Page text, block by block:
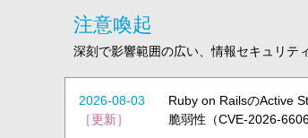
注意喚起
深刻で影響範囲の広い、情報セキュリテ
2026-08-03
［更新］
Ruby on RailsのActive
脆弱性（CVE-2026-